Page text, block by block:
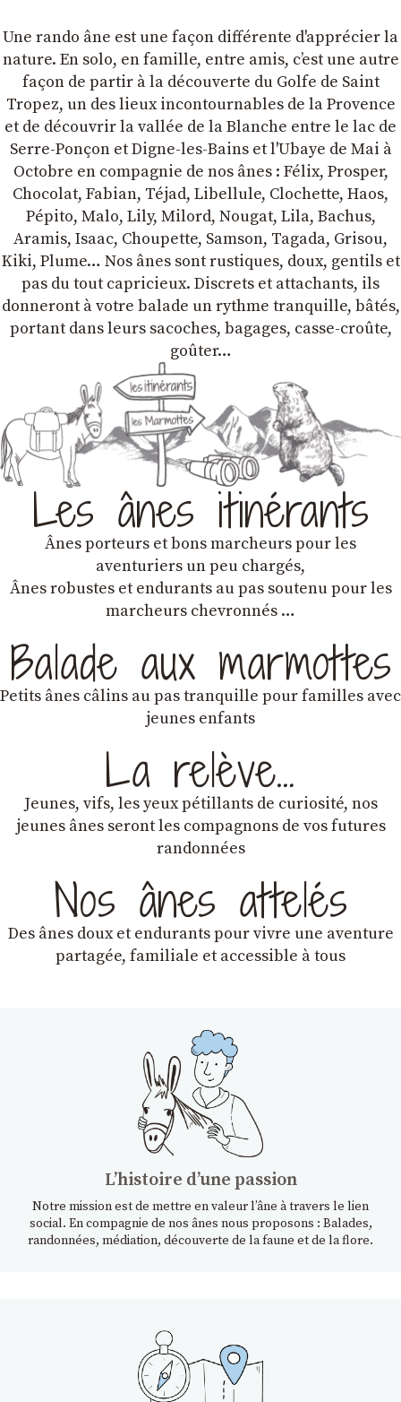
Une rando âne est une façon différente d'apprécier la
nature. En solo, en famille, entre amis, cʼest une autre
façon de partir à la découverte du Golfe de Saint
Tropez, un des lieux incontournables de la Provence
et de découvrir la vallée de la Blanche entre le lac de
Serre-Ponçon et Digne-les-Bains et l'Ubaye de Mai à
Octobre en compagnie de nos ânes : Félix, Prosper,
Chocolat, Fabian, Téjad, Libellule, Clochette, Haos,
Pépito, Malo, Lily, Milord, Nougat, Lila, Bachus,
Aramis, Isaac, Choupette, Samson, Tagada, Grisou,
Kiki, Plume… Nos ânes sont rustiques, doux, gentils et
pas du tout capricieux. Discrets et attachants, ils
donneront à votre balade un rythme tranquille, bâtés,
portant dans leurs sacoches, bagages, casse-croûte,
goûter…
Les ânes itinérants
Ânes porteurs et bons marcheurs pour les
aventuriers un peu chargés,
Ânes robustes et endurants au pas soutenu pour les
marcheurs chevronnés …
Balade aux marmottes
Petits ânes câlins au pas tranquille pour familles avec
jeunes enfants
La relève…
Jeunes, vifs, les yeux pétillants de curiosité, nos
jeunes ânes seront les compagnons de vos futures
randonnées
Nos ânes attelés
Des ânes doux et endurantspour vivre une aventure
partagée, familiale et accessible à tous
Lʼhistoire dʼune passion
Notre mission est de mettre en valeur l’âne à travers le lien
social. En compagnie de nos ânes nous proposons : Balades,
randonnées, médiation, découverte de la faune et de la flore.